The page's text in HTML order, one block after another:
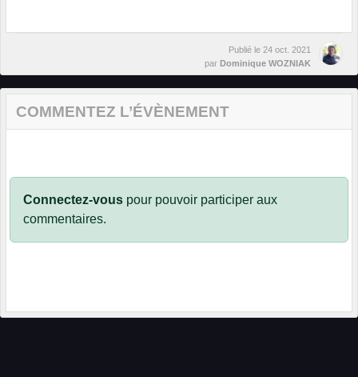
Publié le 24 oct. 2021
par Dominique WOZNIAK
COMMENTEZ L’ÉVÈNEMENT
Connectez-vous pour pouvoir participer aux
commentaires.